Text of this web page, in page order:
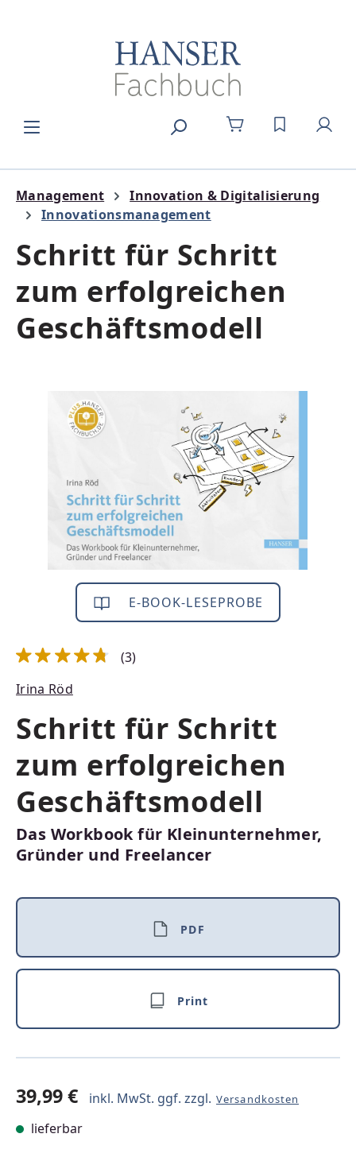
DU HAST 0
Management
Innovation & Digitalisierung
Innovationsmanagement
Schritt für Schritt
zum erfolgreichen
Geschäftsmodell
Bildergalerie überspringen
E-BOOK-LESEPROBE
(3)
Irina Röd
Schritt für Schritt
zum erfolgreichen
Geschäftsmodell
Das Workbook für Kleinunternehmer,
Gründer und Freelancer
PDF
Print
39,99 € inkl. MwSt. ggf. zzgl. Versandkosten
lieferbar